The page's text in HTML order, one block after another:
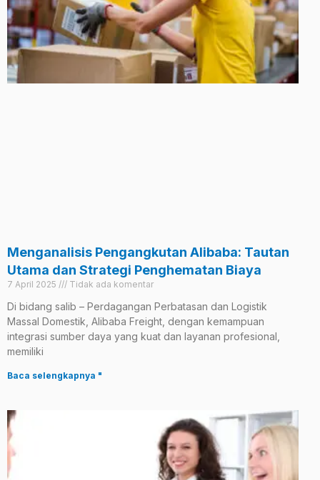
Menganalisis Pengangkutan Alibaba: Tautan
Utama dan Strategi Penghematan Biaya
7 April 2025 Tidak ada komentar
Di bidang salib – Perdagangan Perbatasan dan Logistik
Massal Domestik, Alibaba Freight, dengan kemampuan
integrasi sumber daya yang kuat dan layanan profesional,
memiliki
Baca selengkapnya "